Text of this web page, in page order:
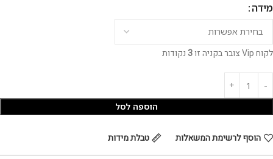
מידה
לקוח Vip צובר בקניה זו 3נקודות
הוספה לסל
הוסף לרשימת המשאלות
טבלת מידות